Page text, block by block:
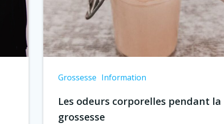
Grossesse Information
Les odeurs corporelles pendant la
grossesse